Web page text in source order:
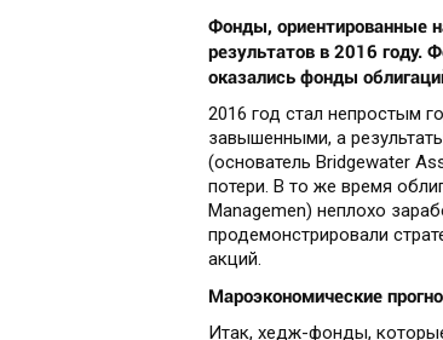
Фонды, ориентированные
результатов в 2016 году.
оказались фонды
2016 год стал непростым
завышенными, а
(основатель Bridgewater
потери. В то же время
Managemen) неплохо
продемонстрировали
акций.
Мароэкономические
Итак, хедж-фонды,